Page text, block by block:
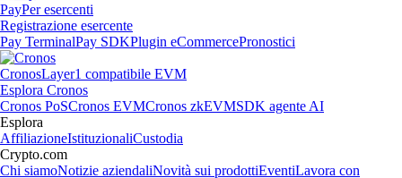
PayPer esercenti
Registrazione esercente
Pay TerminalPay SDKPlugin eCommercePronostici
CronosLayer1 compatibile EVM
Esplora Cronos
Cronos PoSCronos EVMCronos zkEVMSDK agente AI
Esplora
AffiliazioneIstituzionaliCustodia
Crypto.com
Chi siamoNotizie aziendaliNovità sui prodottiEventiLavora con